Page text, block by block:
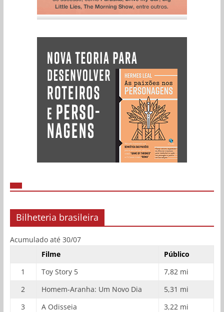
Bilheteria brasileira
Acumulado até 30/07
Filme
Público
1
Toy Story 5
7,82 mi
2
Homem-Aranha: Um Novo Dia
5,31 mi
3
A Odisseia
3,22 mi